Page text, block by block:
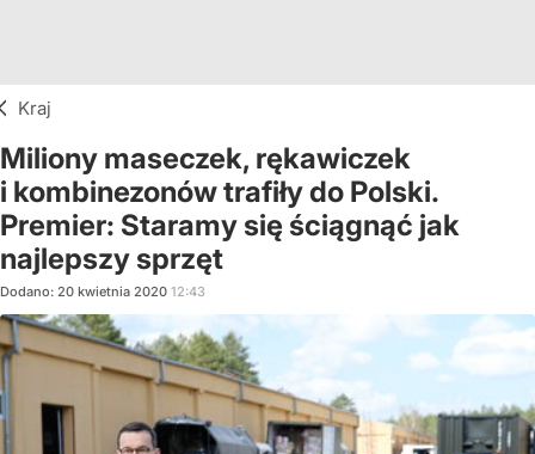
Kraj
Miliony maseczek, rękawiczek
i kombinezonów trafiły do Polski.
Premier: Staramy się ściągnąć jak
najlepszy sprzęt
Dodano: 20 kwietnia 2020 12:43